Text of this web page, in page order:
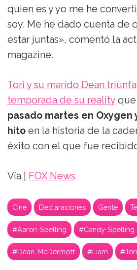
quien es y yo me he
soy. Me he dado cuenta de
estar juntas», comentó la
magazine.
Tori y su marido Dean
temporada de su reality que
pasado martes en Oxygen
hito en la historia de la
éxito con el que fue
Vía | FOX News
Cine Declaraciones Gente
#Aaron-Spelling #Candy-Spelling
#Dean-McDermott #Liam